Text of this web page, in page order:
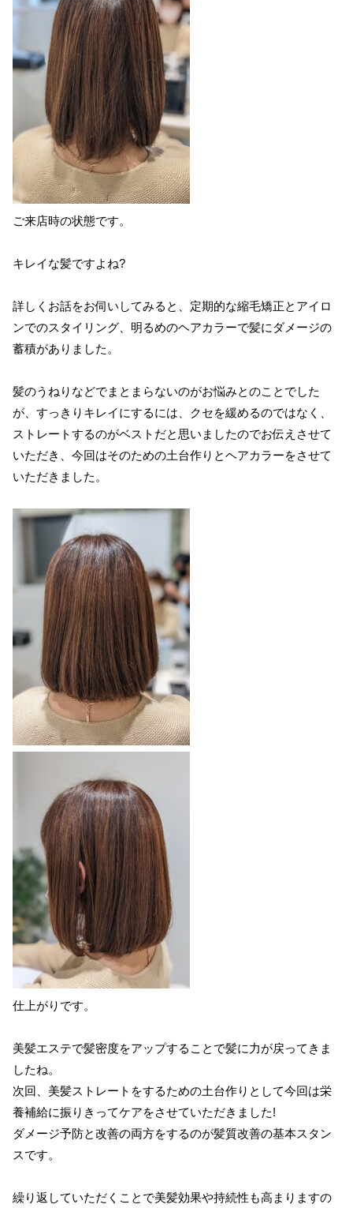
ご来店時の状態です。
キレイな髪ですよね?
詳しくお話をお伺いしてみると、定期的な縮毛矯正とアイロ
ンでのスタイリング、明るめのヘアカラーで髪にダメージの
蓄積がありました。
髪のうねりなどでまとまらないのがお悩みとのことでした
が、すっきりキレイにするには、クセを緩めるのではなく、
ストレートするのがベストだと思いましたのでお伝えさせて
いただき、今回はそのための土台作りとヘアカラーをさせて
いただきました。
仕上がりです。
美髪エステで髪密度をアップすることで髪に力が戻ってきま
したね。
次回、美髪ストレートをするための土台作りとして今回は栄
養補給に振りきってケアをさせていただきました!
ダメージ予防と改善の両方をするのが髪質改善の基本スタン
スです。
繰り返していただくことで美髪効果や持続性も高まりますの